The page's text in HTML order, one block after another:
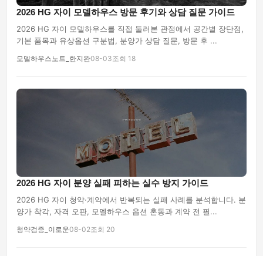
2026 HG 자이 모델하우스 방문 후기와 상담 질문 가이드
2026 HG 자이 모델하우스를 직접 둘러본 관점에서 공간별 장단점,
기본 품목과 유상옵션 구분법, 분양가 상담 질문, 방문 후 ...
모델하우스노트_한지완08-03조회 18
2026 HG 자이 분양 실패 피하는 실수 방지 가이드
2026 HG 자이 청약·계약에서 반복되는 실패 사례를 분석합니다. 분
양가 착각, 자격 오판, 모델하우스 옵션 혼동과 계약 전 필...
청약검증_이로운08-02조회 20